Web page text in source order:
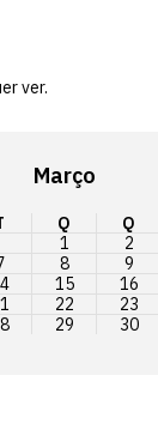
ver.
Março
Q Q
1
2
8 9
15 16
22 23
29 30